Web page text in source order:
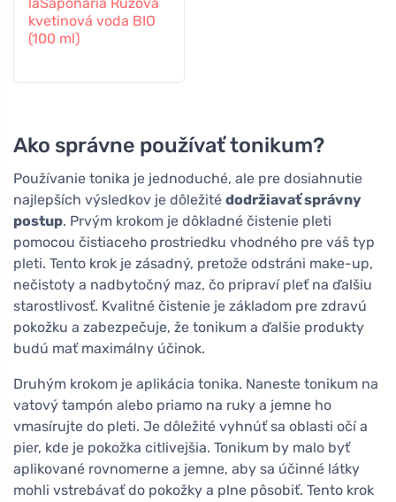
kvetinová voda BIO
(100 ml)
Ako správne používať tonikum?
Používanie tonika je jednoduché, ale pre dosiahnutie
najlepších výsledkov je dôležité dodržiavať správny
postup. Prvým krokom je dôkladné čistenie pleti
pomocou čistiaceho prostriedku vhodného pre váš typ
pleti. Tento krok je zásadný, pretože odstráni make-up,
nečistoty a nadbytočný maz, čo pripraví pleť na ďalšiu
starostlivosť. Kvalitné čistenie je základom pre zdravú
pokožku a zabezpečuje, že tonikum a ďalšie produkty
budú mať maximálny účinok.
Druhým krokom je aplikácia tonika. Naneste tonikum na
vatový tampón alebo priamo na ruky a jemne ho
vmasírujte do pleti. Je dôležité vyhnúť sa oblasti očí a
pier, kde je pokožka citlivejšia. Tonikum by malo byť
aplikované rovnomerne a jemne, aby sa účinné látky
mohli vstrebávať do pokožky a plne pôsobiť. Tento krok